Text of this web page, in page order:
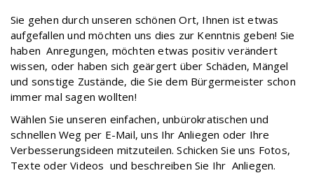
Sie gehen durch unseren schönen Ort, Ihnen ist etwas
aufgefallen und möchten uns dies zur Kenntnis geben! Sie
haben Anregungen, möchten etwas positiv verändert
wissen, oder haben sich geärgert über Schäden, Mängel
und sonstige Zustände, die Sie dem Bürgermeister schon
immer mal sagen wollten!
Wählen Sie unseren einfachen, unbürokratischen und
schnellen Weg per E-Mail, uns Ihr Anliegen oder Ihre
Verbesserungsideen mitzuteilen. Schicken Sie uns Fotos,
Texte oder Videos und beschreiben Sie Ihr Anliegen.